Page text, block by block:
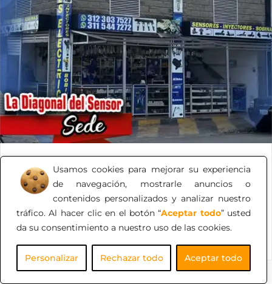
Usamos cookies para mejorar su experiencia
de navegación, mostrarle anuncios o
contenidos personalizados y analizar nuestro
tráfico. Al hacer clic en el botón “Aceptar todo” usted
da su consentimiento a nuestro uso de las cookies.
Personalizar Rechazar todo Aceptar todo
La Diagonal del Sensor
Somos una empresa de venta y suministro automotriz